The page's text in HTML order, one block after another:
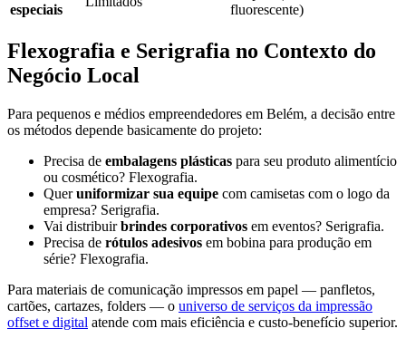
especiais
fluorescente)
Flexografia e Serigrafia no Contexto do
Negócio Local
Para pequenos e médios empreendedores em Belém, a decisão entre
os métodos depende basicamente do projeto:
Precisa de embalagens plásticas para seu produto alimentício
ou cosmético? Flexografia.
Queruniformizar sua equipe com camisetas com o logo da
empresa? Serigrafia.
Vai distribuirbrindes corporativos em eventos? Serigrafia.
Precisa de rótulos adesivos em bobina para produção em
série? Flexografia.
Para materiais de comunicação impressos em papel — panfletos,
cartões, cartazes, folders — o universo de serviços da impressão
offset e digital atende com mais eficiência e custo-benefício superior.